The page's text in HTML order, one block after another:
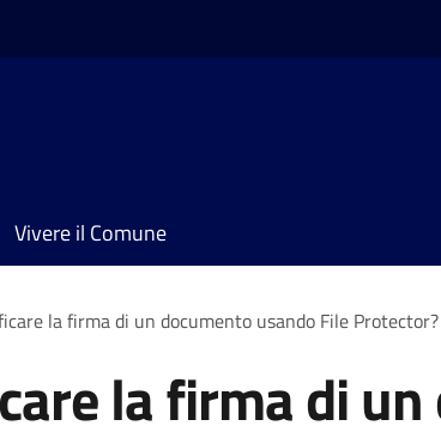
Vivere il Comune
la firma di un documento usando File Protector?
la firma di